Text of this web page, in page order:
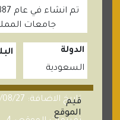
جامعات
الدولة
السعودية
تاريخ الاضافة: 2020/08/27
قيم
الموقع